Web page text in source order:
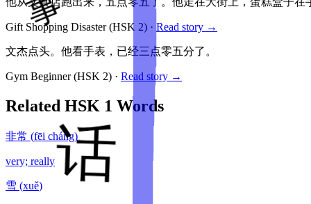
Gift Shopping Disaster(HSK 2) · Read story →
文杰点头。他看手表，已经三点零五分了。
Gym Beginner(HSK 2) · Read story →
Related HSK 1 Words
非常 (fēi cháng)
very; really
雪 (xuě)